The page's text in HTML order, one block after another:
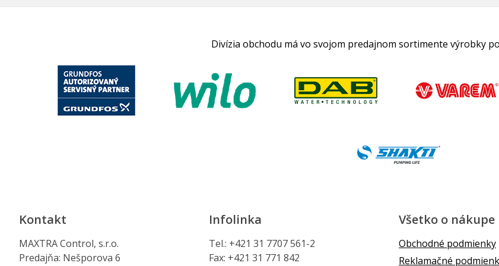
Divízia obchodu má vo svojom predajnom sortimente výrobky
Kontakt
MAXTRA Control, s.r.o.
Predajňa: Nešporova 6
Infolinka
Tel.: +421 31 7707 561-2
Fax: +421 31 771 842
Všetko o nákupe
Obchodné podmienky
Reklamačné